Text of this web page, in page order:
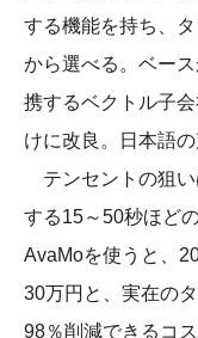
する機能を持ち、
から選べる。ベー
携するベクトル子
けに改良。日本語
テンセントの狙い
する15～50秒ほど
AvaMoを使うと、
30万円と、実在の
98％削減できるコ